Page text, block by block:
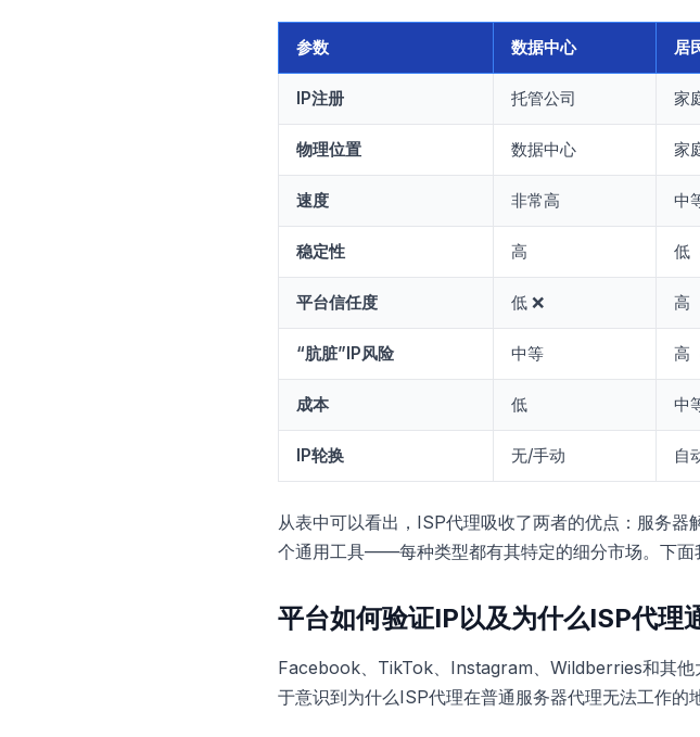
参数 数据中心 居
IP注册 托管公司 家
物理位置 数据中心 家
速度 非常高 中
稳定性 高 低
平台信任度 低 ❌ 高
“肮脏”IP风险 中等 高
成本 低 中
IP轮换 无/手动 自
从表中可以看出，ISP代理吸收了两者的优点：服务
个通用工具——每种类型都有其特定的细分市场。下面
平台如何验证IP以及为什么ISP代理
Facebook、TikTok、Instagram、Wildberries和其他
于意识到为什么ISP代理在普通服务器代理无法工作的